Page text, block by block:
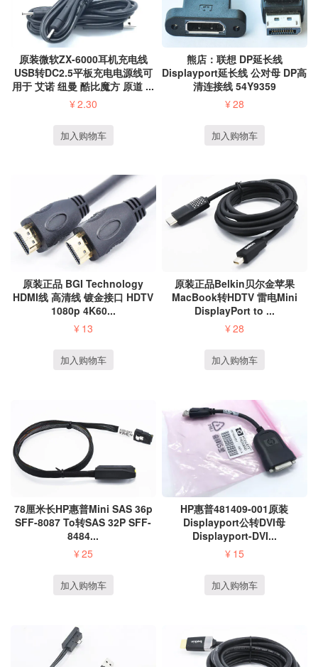
原装微软ZX-6000耳机充电线
USB转DC2.5平板充电电源线可
用于 艾诺 纽曼 酷比魔方 原道 ...
¥2.30
加入购物车
熊店：联想 DP延长线
Displayport延长线 公对母 DP高
清连接线 54Y9359
¥28
加入购物车
原装正品 BGI Technology
HDMI线 高清线 镀金接口 HDTV
1080p 4K60...
¥ 13
加入购物车
原装正品Belkin贝尔金苹果
MacBook转HDTV 雷电Mini
DisplayPort to ...
¥28
加入购物车
78厘米长HP惠普Mini SAS 36p
SFF-8087 To转SAS 32P SFF-
8484...
¥25
加入购物车
HP惠普481409-001原装
Displayport公转DVI母
Displayport-DVI...
¥ 15
加入购物车